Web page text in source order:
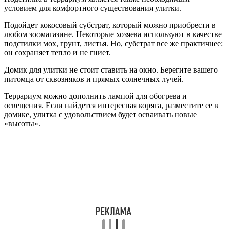
условием для комфортного существования улитки.
Подойдет кокосовый субстрат, который можно приобрести в
любом зоомагазине. Некоторые хозяева используют в качестве
подстилки мох, грунт, листья. Но, субстрат все же практичнее:
он сохраняет тепло и не гниет.
Домик для улитки не стоит ставить на окно. Берегите вашего
питомца от сквозняков и прямых солнечных лучей.
Террариум можно дополнить лампой для обогрева и
освещения. Если найдется интересная коряга, разместите ее в
домике, улитка с удовольствием будет осваивать новые
«высоты».